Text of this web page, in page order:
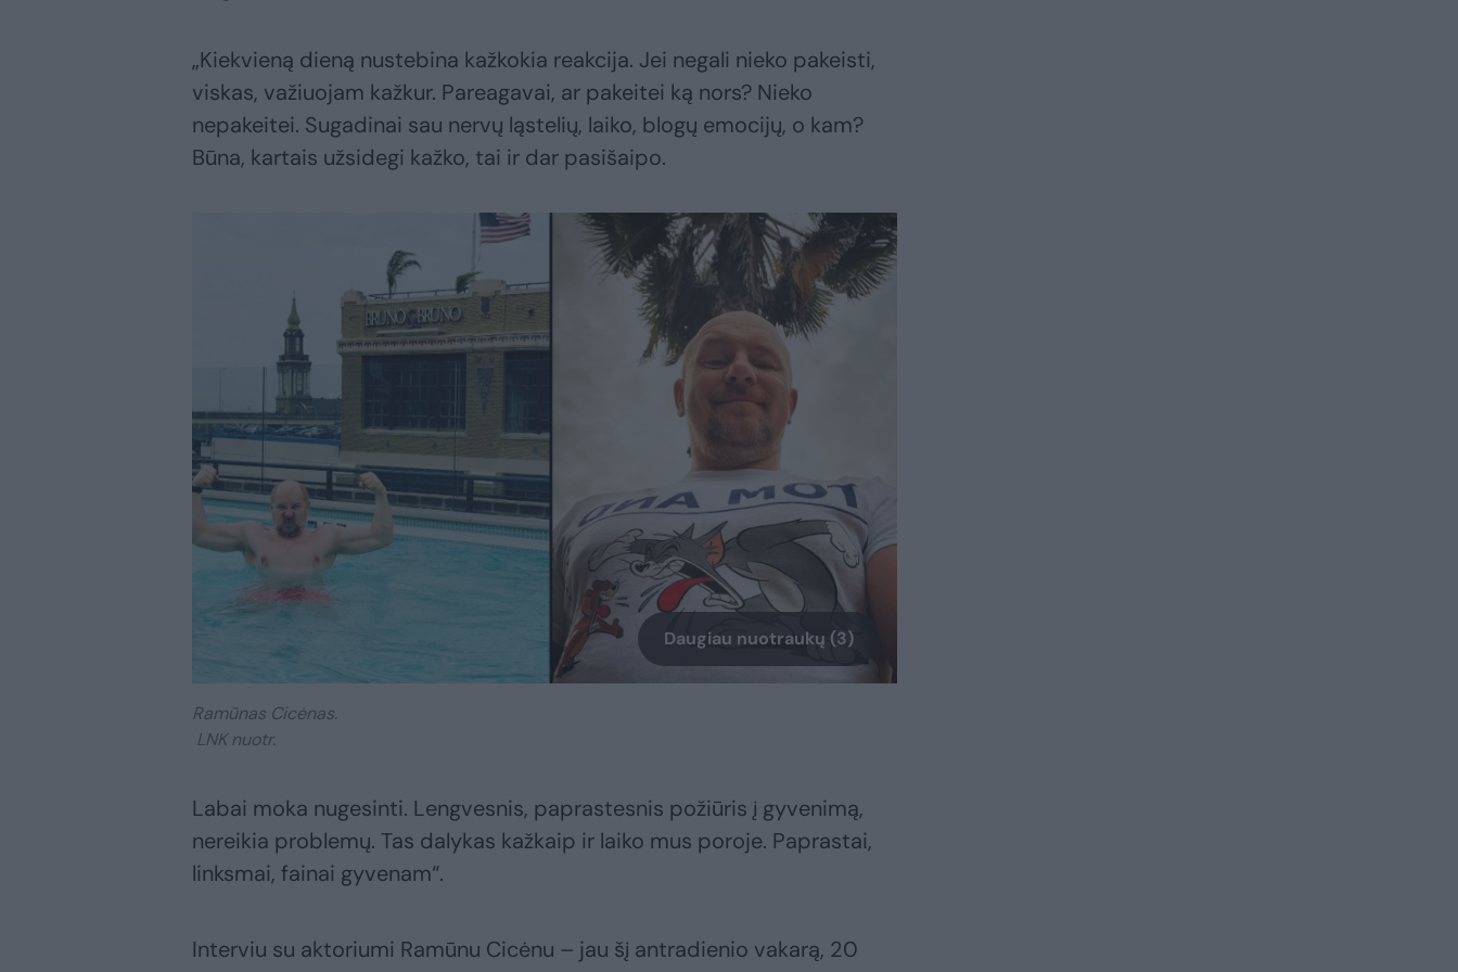
„Kiekvieną dieną nustebina kažkokia reakcija. Jei negali nieko pakeisti,
viskas, važiuojam kažkur. Pareagavai, ar pakeitei ką nors? Nieko
nepakeitei. Sugadinai sau nervų ląstelių, laiko, blogų emocijų, o kam?
Būna, kartais užsidegi kažko, tai ir dar pasišaipo.
Daugiau nuotraukų (3)
Ramūnas Cicėnas.
LNK nuotr.
Labai moka nugesinti. Lengvesnis, paprastesnis požiūris į gyvenimą,
nereikia problemų. Tas dalykas kažkaip ir laiko mus poroje. Paprastai,
linksmai, fainai gyvenam“.
Interviu su aktoriumi Ramūnu Cicėnu – jau šį antradienio vakarą, 20